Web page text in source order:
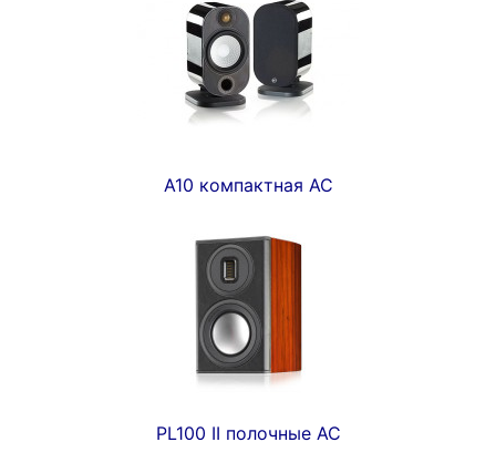
A10 компактная АС
PL100 II полочные АС